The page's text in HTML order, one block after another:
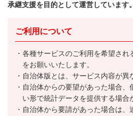
承継支援を目的として運営しています。
ご利用について
各種サービスのご利用を希望され
をお願いいたします。
自治体版とは、サービス内容が異
自治体からの要望があった場合、
い形で統計データを提供する場合
自治体から要請があった場合は、